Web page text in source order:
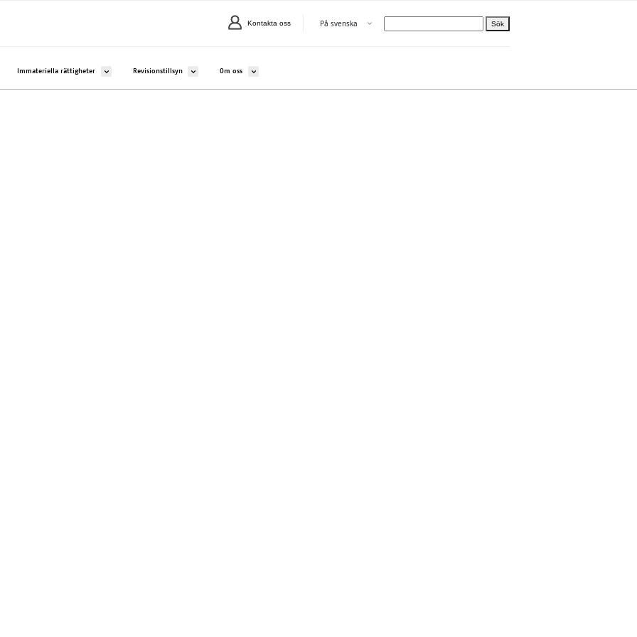
Kontakta oss Välj språk
På svenska Öppna menyn Sök
alavalikko kohteelle Företag och sammanslutningar
Immateriella rättigheter Avaa alavalikko kohteelle Immateriella rättigheter
Revisionstillsyn Avaa alavalikko kohteelle Revisionstillsyn
Om oss Avaa alavalikko kohteelle Om oss